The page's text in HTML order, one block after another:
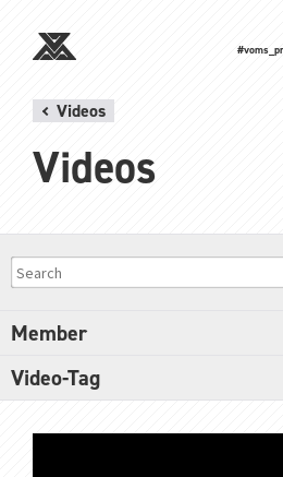
Videos
Videos
Member
Video-Tag